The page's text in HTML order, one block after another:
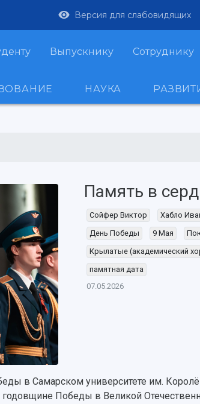
Версия для слабовидящих
Выпускнику Сотруднику
НАУКА
Память в
Сойфер Виктор Хабло
День Победы
9 Мая
Крылатые (академический
памятная дата
07.05.2026
в Самарском университете им.
Победы в Великой